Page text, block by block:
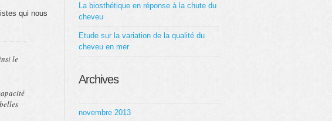
qui nous
le
La biosthétique en réponse à la chute du
cheveu
Etude sur la variation de la qualité du
cheveu en mer
Archives
novembre 2013